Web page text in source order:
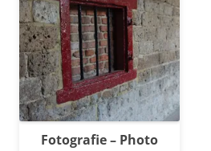
Fotografie – Photo